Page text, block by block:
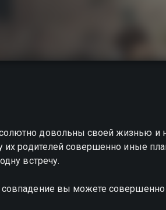
довольны своей жизнью и
их родителей совершенно иные
встречу.
вы можете совершенно